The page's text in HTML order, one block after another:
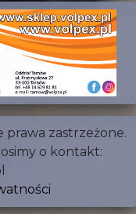
prawa zastrzeżone.
o kontakt: